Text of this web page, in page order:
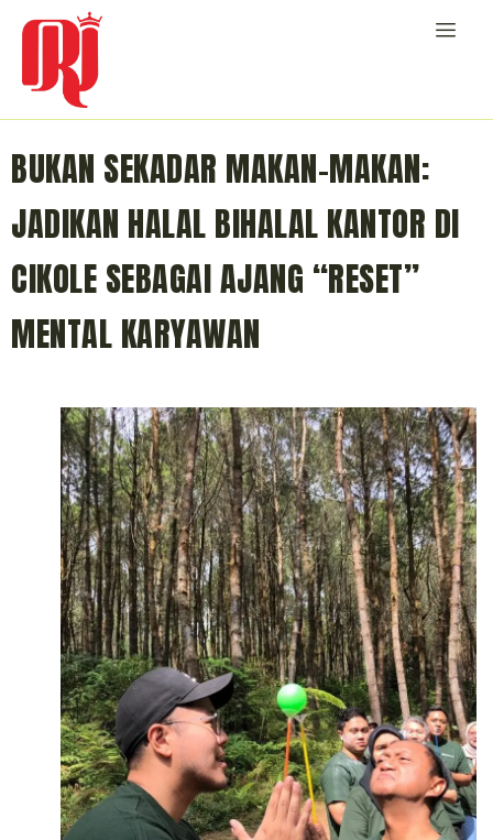
BUKAN SEKADAR MAKAN-MAKAN:
JADIKAN HALAL BIHALAL KANTOR DI
CIKOLE SEBAGAI AJANG “RESET”
MENTAL KARYAWAN